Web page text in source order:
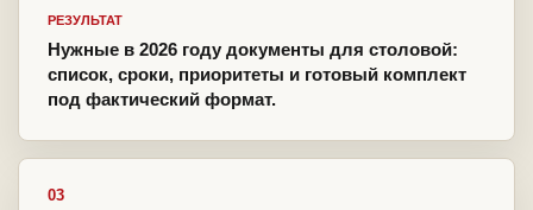
РЕЗУЛЬТАТ
Нужные в 2026 году документы для столовой:
список, сроки, приоритеты и готовый комплект
под фактический формат.
03